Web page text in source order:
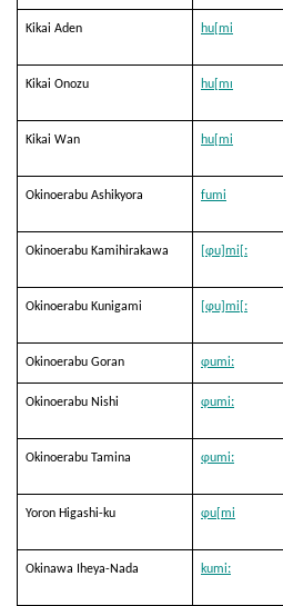
Kikai Aden hu[mi
Kikai Onozu hu[mɪ
Kikai Wan hu[mi
Okinoerabu Ashikyora fumi
Okinoerabu Kamihirakawa [ɸu]mi[ː
Okinoerabu Kunigami [ɸu]mi[ː
Okinoerabu Goran ɸumiː
Okinoerabu Nishi ɸumiː
Okinoerabu Tamina ɸumiː
Yoron Higashi-ku ɸu[mi
Okinawa Iheya-Nada kumiː